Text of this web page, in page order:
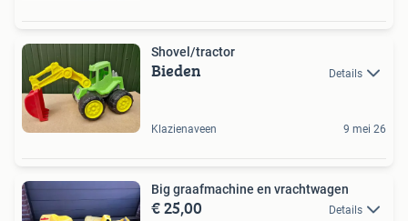
Shovel/tractor
Bieden Details
Klazienaveen 9 mei 26
Big graafmachine en vrachtwagen
€ 25,00 Details